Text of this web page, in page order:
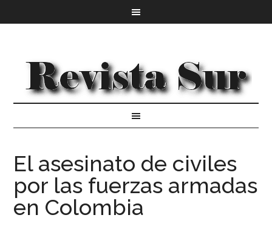
El asesinato de civiles
por las fuerzas armadas
en Colombia